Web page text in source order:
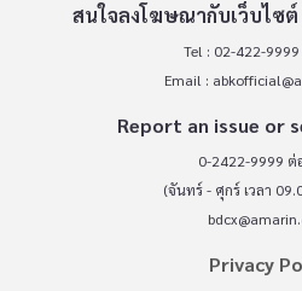
สนใจลงโฆษณากับเว็บไซต์
Tel : 02-422-
Email :
Report an issue or
0-2422-9999 ต่
(จันทร์ - ศุกร์ เวลา
Privacy